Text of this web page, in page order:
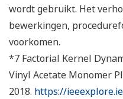
wordt gebruikt. Het
bewerkingen,
voorkomen.
*7 Factorial Kernel
Vinyl Acetate Monomer
2018. https://